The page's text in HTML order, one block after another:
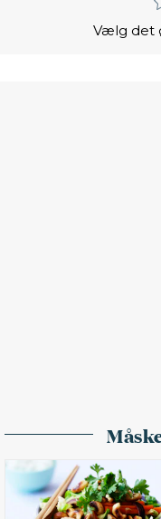
Vælg det